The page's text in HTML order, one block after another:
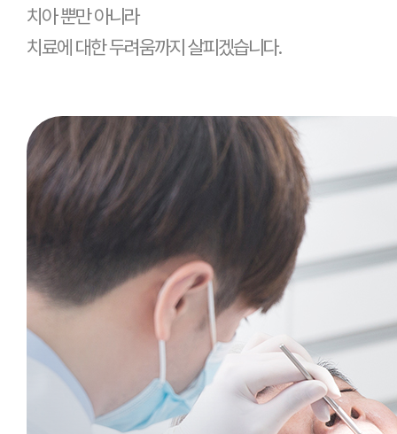
평일야간진료,일요일/공휴일 진료
치아 뿐만 아니라
치료에 대한 두려움까지 살피겠습니다.